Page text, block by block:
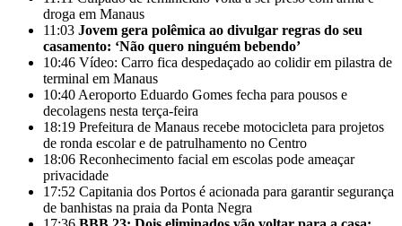
droga em Manaus
11:03 Jovem gera polêmica ao divulgar regras do seu
casamento: ‘Não quero ninguém bebendo’
10:46 Vídeo: Carro fica despedaçado ao colidir em pilastra de
terminal em Manaus
10:40 Aeroporto Eduardo Gomes fecha para pousos e
decolagens nesta terça-feira
18:19 Prefeitura de Manaus recebe motocicleta para projetos
de ronda escolar e de patrulhamento no Centro
18:06 Reconhecimento facial em escolas pode ameaçar
privacidade
17:52 Capitania dos Portos é acionada para garantir segurança
de banhistas na praia da Ponta Negra